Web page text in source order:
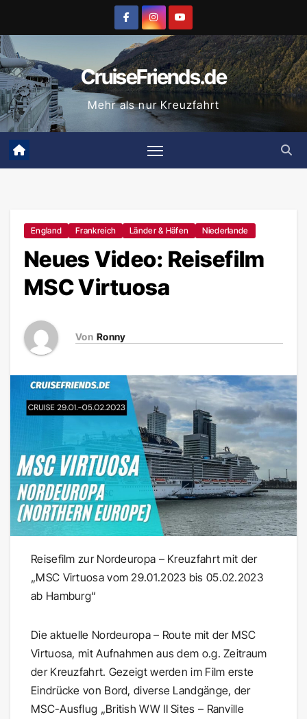
springen
CruiseFriends.de
Mehr als nur Kreuzfahrt
England Frankreich Länder & Häfen Niederlande
Neues Video: Reisefilm
MSC Virtuosa
Von Ronny
Reisefilm zur Nordeuropa – Kreuzfahrt mit der
„MSC Virtuosa vom 29.01.2023 bis 05.02.2023
ab Hamburg“
Die aktuelle Nordeuropa – Route mit der MSC
Virtuosa, mit Aufnahmen aus dem o.g. Zeitraum
der Kreuzfahrt. Gezeigt werden im Film erste
Eindrücke von Bord, diverse Landgänge, der
MSC-Ausflug „British WW II Sites – Ranville